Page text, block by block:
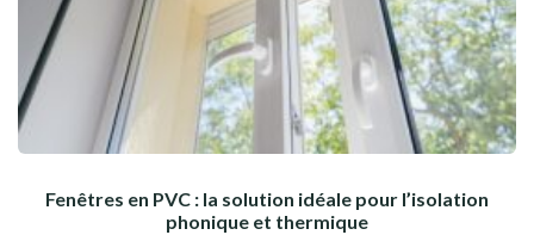
Fenêtres en PVC : la solution idéale pour l’isolation
phonique et thermique